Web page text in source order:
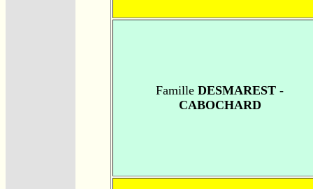
Famille DESMAREST -
CABOCHARD